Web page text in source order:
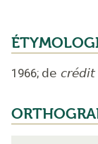
1966; de crédit